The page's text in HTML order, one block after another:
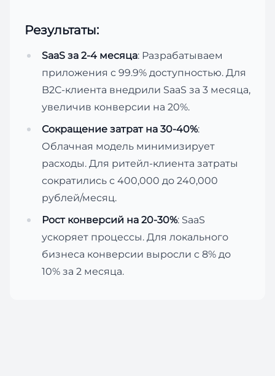
Результаты:
SaaS за 2-4 месяца: Разрабатываем
приложения с 99.9% доступностью. Для
B2C-клиента внедрили SaaS за 3 месяца,
увеличив конверсии на 20%.
Сокращение затрат на 30-40%:
Облачная модель минимизирует
расходы. Для ритейл-клиента затраты
сократились с 400,000 до 240,000
рублей/месяц.
Рост конверсий на 20-30%: SaaS
ускоряет процессы. Для локального
бизнеса конверсии выросли с 8% до
10% за 2 месяца.